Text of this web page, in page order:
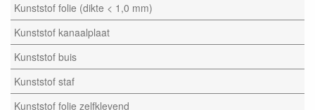
Kunststof folie (dikte < 1,0 mm)
Kunststof kanaalplaat
Kunststof buis
Kunststof staf
Kunststof folie zelfklevend